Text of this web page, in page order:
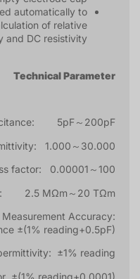
automatically to
of relative
and DC resistivity.
Technical Parameter
5pF～200pF
1.000～30.000
factor: 0.00001～100
2.5 MΩm～20 TΩm
Measurement Accuracy:
±(1% reading+0.5pF)
±1% reading
±(1% reading+0.0001)